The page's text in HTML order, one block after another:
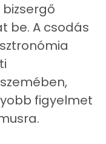
be. A csodás
figyelmet